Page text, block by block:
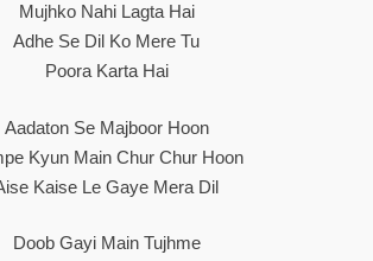
Mujhko Nahi Lagta Hai
Adhe Se Dil Ko Mere Tu
Poora Karta Hai
Aadaton Se Majboor Hoon
Kyun Main Chur Chur Hoon
Kaise Le Gaye Mera Dil
Doob Gayi Main Tujhme